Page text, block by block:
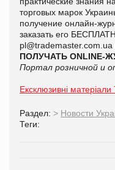
торговых марок
получение онлайн-
заказать его
pl@trademaster.com.ua
ПОЛУЧАТЬ ONLINE-
Портал розничной и
Ексклюзивні
Раздел: > Новости
Теги: